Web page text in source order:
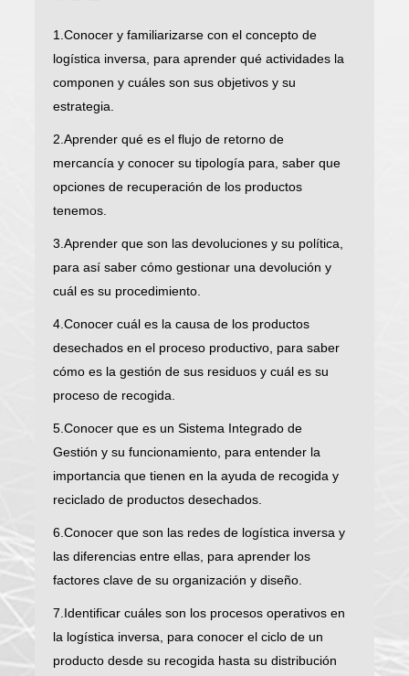
1.Conocer y familiarizarse con el concepto de
logística inversa, para aprender qué actividades la
componen y cuáles son sus objetivos y su
estrategia.
2.Aprender qué es el flujo de retorno de
mercancía y conocer su tipología para, saber que
opciones de recuperación de los productos
tenemos.
3.Aprender que son las devoluciones y su política,
para así saber cómo gestionar una devolución y
cuál es su procedimiento.
4.Conocer cuál es la causa de los productos
desechados en el proceso productivo, para saber
cómo es la gestión de sus residuos y cuál es su
proceso de recogida.
5.Conocer que es un Sistema Integrado de
Gestión y su funcionamiento, para entender la
importancia que tienen en la ayuda de recogida y
reciclado de productos desechados.
6.Conocer que son las redes de logística inversa y
las diferencias entre ellas, para aprender los
factores clave de su organización y diseño.
7.Identificar cuáles son los procesos operativos en
la logística inversa, para conocer el ciclo de un
producto desde su recogida hasta su distribución